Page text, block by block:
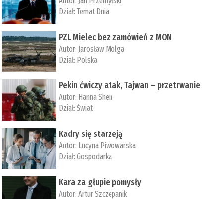
Dział:Temat Dnia
PZL Mielec bez zamówień z MON
Autor: Jarosław Molga
Dział: Polska
Pekin ćwiczy atak, Tajwan – przetrwanie
Autor: ­Hanna Shen
Dział:Świat
Kadry się starzeją
Autor: Lucyna Piwowarska
Dział:Gospodarka
Kara za głupie pomysły
Autor:Artur Szczepanik